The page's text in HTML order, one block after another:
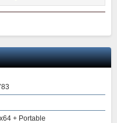
+ Portable